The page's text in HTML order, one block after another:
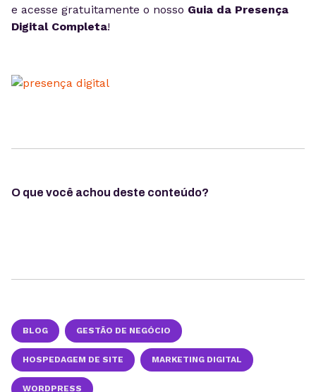
e acesse gratuitamente o nosso Guia da Presença
Digital Completa!
O que você achou deste conteúdo?
BLOG GESTÃO DE NEGÓCIO
HOSPEDAGEM DE SITE MARKETING DIGITAL
WORDPRESS